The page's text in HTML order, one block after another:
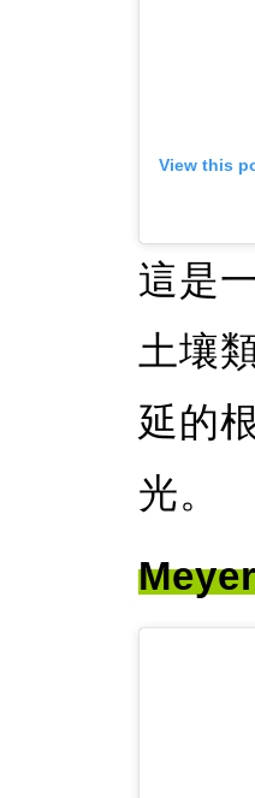
View this
這是
土壤
延的
光。